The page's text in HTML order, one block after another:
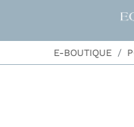
E-BOUTIQUE